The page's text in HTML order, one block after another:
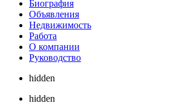
Биография
Объявления
Недвижимость
Работа
О компании
Руководство
hidden
hidden